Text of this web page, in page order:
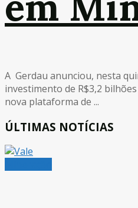
A Gerdau anunciou, nesta
investimento de R$3,2
nova plataforma de ...
ÚLTIMAS NOTÍCIAS